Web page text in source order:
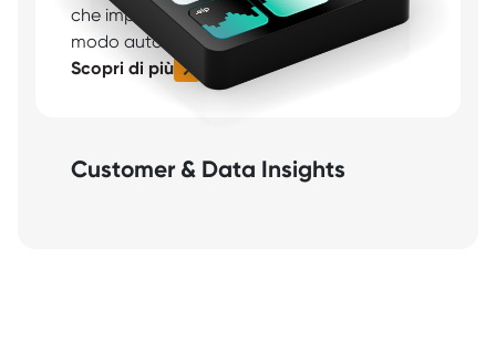
che implementano le vostre strategie in
modo autonomo.
Scopri di più
Customer & Data Insights